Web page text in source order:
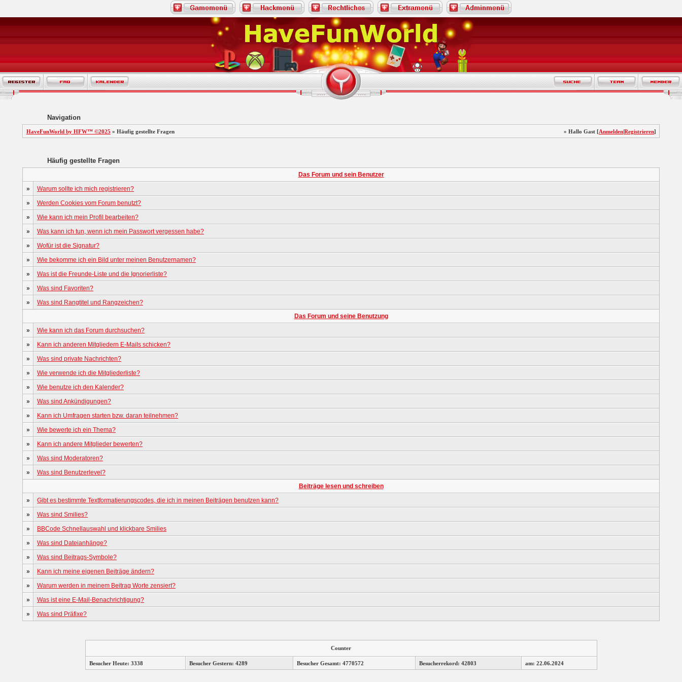
Navigation
HaveFunWorld by HFW™ ©2025 » Häufig gestellte Fragen » Hallo Gast [Anmelden|Registrieren]
Häufig gestellte Fragen
Das Forum und sein Benutzer
»
Warum sollte ich mich registrieren?
»
Werden Cookies vom Forum benutzt?
»
Wie kann ich mein Profil bearbeiten?
»
Was kann ich tun, wenn ich mein Passwort vergessen habe?
»
Wofür ist die Signatur?
»
Wie bekomme ich ein Bild unter meinen Benutzernamen?
»
Was ist die Freunde-Liste und die Ignorierliste?
»
Was sind Favoriten?
»
Was sind Rangtitel und Rangzeichen?
Das Forum und seine Benutzung
»
Wie kann ich das Forum durchsuchen?
»
Kann ich anderen Mitgliedern E-Mails schicken?
»
Was sind private Nachrichten?
»
Wie verwende ich die Mitgliederliste?
»
Wie benutze ich den Kalender?
»
Was sind Ankündigungen?
»
Kann ich Umfragen starten bzw. daran teilnehmen?
»
Wie bewerte ich ein Thema?
»
Kann ich andere Mitglieder bewerten?
»
Was sind Moderatoren?
»
Was sind Benutzerlevel?
Beiträge lesen und schreiben
»
Gibt es bestimmte Textformatierungscodes, die ich in meinen Beiträgen benutzen kann?
»
Was sind Smilies?
»
BBCode Schnellauswahl und klickbare Smilies
»
Was sind Dateianhänge?
»
Was sind Beitrags-Symbole?
»
Kann ich meine eigenen Beiträge ändern?
»
Warum werden in meinem Beitrag Worte zensiert?
»
Was ist eine E-Mail-Benachrichtigung?
»
Was sind Präfixe?
Counter
Besucher Heute: 3338 Besucher Gestern: 4289 Besucher Gesamt: 4770572 Besucherrekord: 42803 am: 22.06.2024